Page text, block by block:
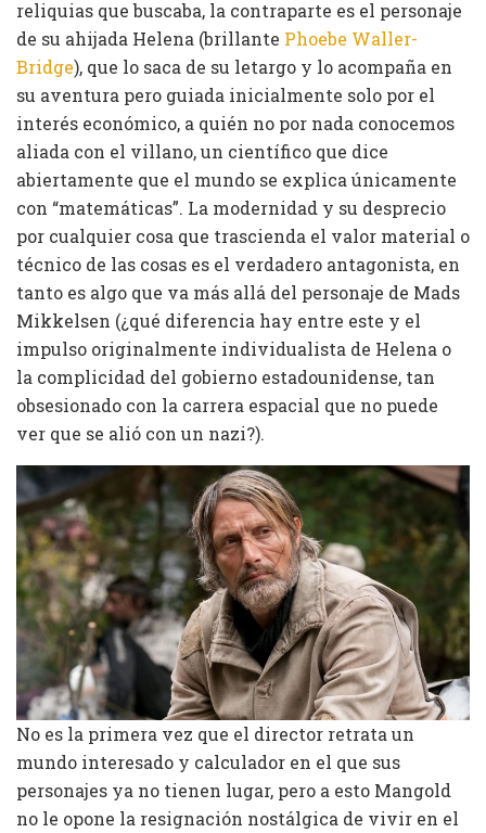
reliquias que buscaba, la contraparte es el personaje
de su ahijada Helena (brillante Phoebe Waller-
Bridge), que lo saca de su letargo y lo acompaña en
su aventura pero guiada inicialmente solo por el
interés económico, a quién no por nada conocemos
aliada con el villano, un científico que dice
abiertamente que el mundo se explica únicamente
con “matemáticas”. La modernidad y su desprecio
por cualquier cosa que trascienda el valor material o
técnico de las cosas es el verdadero antagonista, en
tanto es algo que va más allá del personaje de Mads
Mikkelsen (¿qué diferencia hay entre este y el
impulso originalmente individualista de Helena o
la complicidad del gobierno estadounidense, tan
obsesionado con la carrera espacial que no puede
ver que se alió con un nazi?).
No es la primera vez que el director retrata un
mundo interesado y calculador en el que sus
personajes ya no tienen lugar, pero a esto Mangold
no le opone la resignación nostálgica de vivir en el